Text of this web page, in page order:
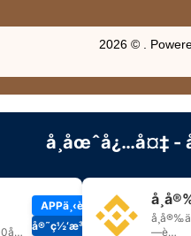
2026 © .